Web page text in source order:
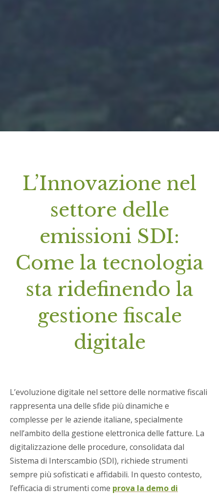
L’Innovazione nel
settore delle
emissioni SDI:
Come la tecnologia
sta ridefinendo la
gestione fiscale
digitale
L’evoluzione digitale nel settore delle normative fiscali
rappresenta una delle sfide più dinamiche e
complesse per le aziende italiane, specialmente
nell’ambito della gestione elettronica delle fatture. La
digitalizzazione delle procedure, consolidata dal
Sistema di Interscambio (SDI), richiede strumenti
sempre più sofisticati e affidabili. In questo contesto,
l’efficacia di strumenti come prova la demo di